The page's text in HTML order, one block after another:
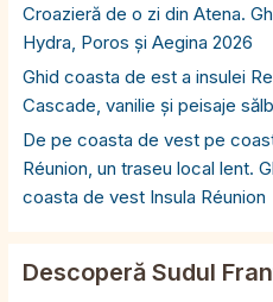
Croazieră de o zi din Atena.
Hydra, Poros și Aegina 2026
Ghid coasta de est a insulei
Cascade, vanilie și peisaje
De pe coasta de vest pe
Réunion, un traseu local lent.
coasta de vest Insula Réunion
Descoperă Sudul